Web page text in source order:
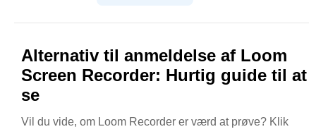
Alternativ til anmeldelse af Loom
Screen Recorder: Hurtig guide til at
se
Vil du vide, om Loom Recorder er værd at prøve? Klik